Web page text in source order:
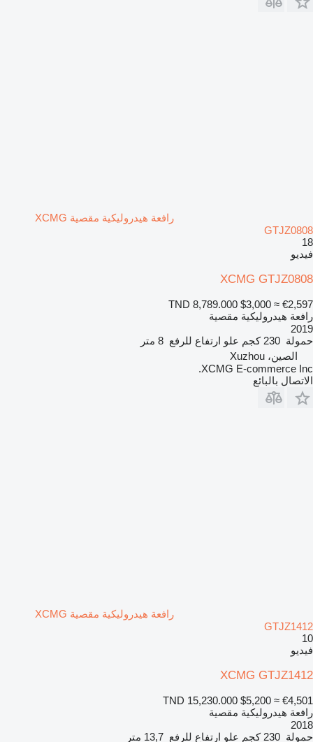
رافعة هيدروليكية مقصية XCMG
GTJZ0808
18
فيديو
XCMG GTJZ0808
TND 8,789.000 $3,000 ≈ €2,597
رافعة هيدروليكية مقصية
2019
حمولة 230 كجم علو ارتفاع للرفع 8 متر
الصين، Xuzhou
XCMG E-commerce Inc.
الاتصال بالبائع
رافعة هيدروليكية مقصية XCMG
GTJZ1412
10
فيديو
XCMG GTJZ1412
TND 15,230.000 $5,200 ≈ €4,501
رافعة هيدروليكية مقصية
2018
حمولة 230 كجم علو ارتفاع للرفع 13,7 متر